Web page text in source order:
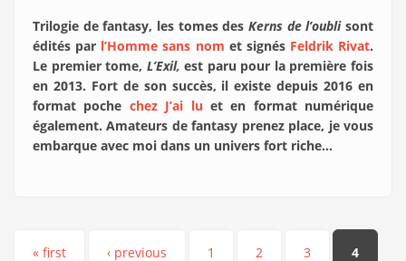
Trilogie de fantasy, les tomes des Kerns de l’oublisont
édités par l’Homme sans nom et signés Feldrik Rivat.
Le premier tome, L’Exil,est paru pour la première fois
en 2013. Fort de son succès, il existe depuis 2016 en
format poche chez J’ai lu et en format numérique
également. Amateurs de fantasy prenez place, je vous
embarque avec moi dans un univers fort riche…
« first ‹ previous 1 2 3 4